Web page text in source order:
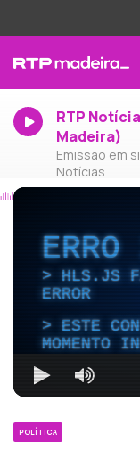
RTP
Madeira)
Emissão em
Notícias
ERRO
HLS.JS
ERROR
ESTE
MOMENTO
POLÍTICA